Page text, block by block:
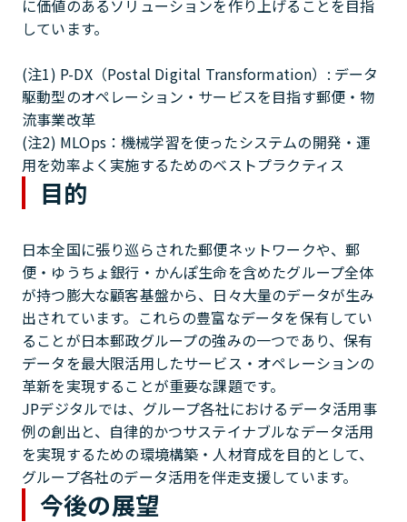
に価値のあるソリューションを作り上げることを目指
しています。
(注1) P-DX（Postal Digital Transformation）: データ
駆動型のオペレーション・サービスを目指す郵便・物
流事業改革
(注2) MLOps：機械学習を使ったシステムの開発・運
用を効率よく実施するためのベストプラクティス
目的
日本全国に張り巡らされた郵便ネットワークや、郵
便・ゆうちょ銀行・かんぽ生命を含めたグループ全体
が持つ膨大な顧客基盤から、日々大量のデータが生み
出されています。これらの豊富なデータを保有してい
ることが日本郵政グループの強みの一つであり、保有
データを最大限活用したサービス・オペレーションの
革新を実現することが重要な課題です。
JPデジタルでは、グループ各社におけるデータ活用事
例の創出と、自律的かつサステイナブルなデータ活用
を実現するための環境構築・人材育成を目的として、
グループ各社のデータ活用を伴走支援しています。
今後の展望